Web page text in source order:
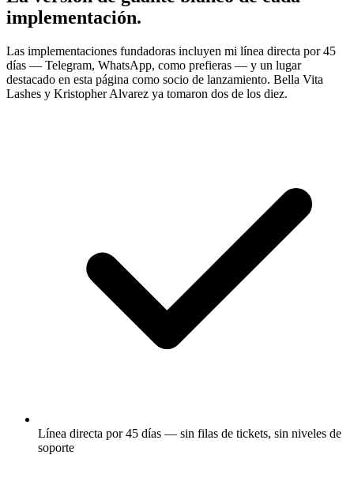
implementación.
Las implementaciones fundadoras incluyen mi línea directa por 45
días — Telegram, WhatsApp, como prefieras — y un lugar
destacado en esta página como socio de lanzamiento. Bella Vita
Lashes y Kristopher Alvarez ya tomaron dos de los diez.
Línea directa por 45 días — sin filas de tickets, sin niveles de
soporte